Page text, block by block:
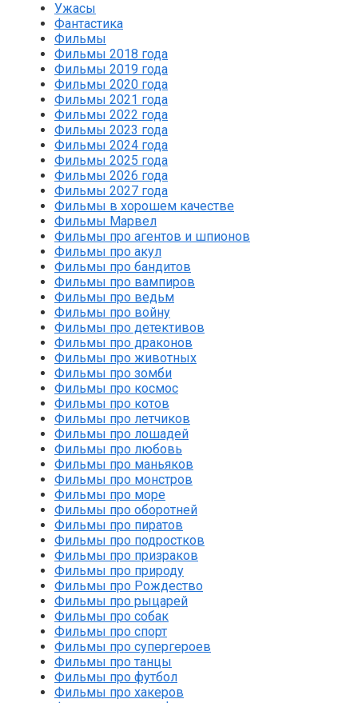
Ужасы
Фантастика
Фильмы
Фильмы 2018 года
Фильмы 2019 года
Фильмы 2020 года
Фильмы 2021 года
Фильмы 2022 года
Фильмы 2023 года
Фильмы 2024 года
Фильмы 2025 года
Фильмы 2026 года
Фильмы 2027 года
Фильмы в хорошем качестве
Фильмы Марвел
Фильмы про агентов и шпионов
Фильмы про акул
Фильмы про бандитов
Фильмы про вампиров
Фильмы про ведьм
Фильмы про войну
Фильмы про детективов
Фильмы про драконов
Фильмы про животных
Фильмы про зомби
Фильмы про космос
Фильмы про котов
Фильмы про летчиков
Фильмы про лошадей
Фильмы про любовь
Фильмы про маньяков
Фильмы про монстров
Фильмы про море
Фильмы про оборотней
Фильмы про пиратов
Фильмы про подростков
Фильмы про призраков
Фильмы про природу
Фильмы про Рождество
Фильмы про рыцарей
Фильмы про собак
Фильмы про спорт
Фильмы про супергероев
Фильмы про танцы
Фильмы про футбол
Фильмы про хакеров